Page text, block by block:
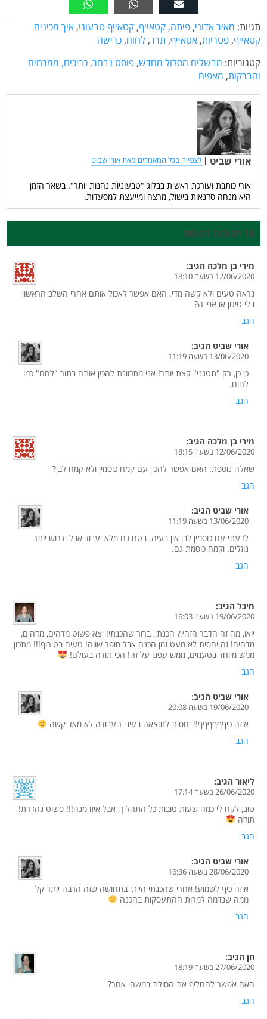
תגיות: מאיר אדוני, פיתה, קטאייף, קטאייף טבעוני, איך מכינים
קטאייף, פטריות, אטאייף, תרד, לחוח, כרישה
קטגוריות: מבשלים מסלול מחדש, פוסט נבחר, כריכים, ממרחים
והברקות, מאפים
אורי שביט | לצפייה בכל המאמרים מאת אורי שביט
אורי כותבת ועורכת ראשית בבלוג "טבעוניות נהנות יותר". בשאר הזמן
היא מנחה סדנאות בישול, מרצה ומייעצת למסעדות.
16 תגובות לפוסט
מירי בן מלכה הגיב:
12/06/2020 בשעה 18:10
נראה טעים ולא קשה מדי. האם אפשר לאכול אותם אחרי השלב הראשון
בלי טיגון או אפייה?
הגב
אורי שביט הגיב:
13/06/2020 בשעה 11:19
כן כן, רק "תטגני" קצת יותר! אני מתכוונת להכין אותם בתור "לחם" כמו
לחוח.
הגב
מירי בן מלכה הגיב:
12/06/2020 בשעה 18:15
שאלה נוספת: האם אפשר להכין עם קמח כוסמין ולא קמח לבן?
הגב
אורי שביט הגיב:
13/06/2020 בשעה 11:19
לדעתי עם כוסמין לבן אין בעיה. בטח גם מלא יעבוד אבל ידרוש יותר
נוזלים. וקמח כוסמת גם.
הגב
מיכל הגיב:
19/06/2020 בשעה 16:03
יואו, מה זה הדבר הזה?? הכנתי, ברור שהכנתי! יצא פשוט מדהים, מדהים,
מדהים! זה יחסית לא מעט זמן הכנה אבל סופר שווה! טעים בטירוף!!! מתכון
ממש מיוחד בטעמים, ממש עפנו על זה! הכי תודה בעולם!
הגב
אורי שביט הגיב:
19/06/2020 בשעה 20:08
איזה כיףףףףףף!! יחסית לתוצאה בעיני העבודה לא מאד קשה
הגב
ליאור הגיב:
26/06/2020 בשעה 17:14
טוב, לקח לי כמה שעות טובות כל התהליך, אבל איזו מנה!!! פשוט נהדרת!
תודה
הגב
אורי שביט הגיב:
28/06/2020 בשעה 16:36
איזה כיף לשמוע! אחרי שהכנתי הייתי בתחושה שזה הרבה יותר קל
ממה שנדמה למרות ההתעסקות בהכנה
הגב
חן הגיב:
27/06/2020 בשעה 18:19
האם אפשר להחליף את הסולת במשהו אחר?
הגב